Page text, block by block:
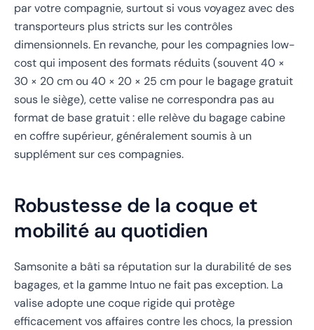
par votre compagnie, surtout si vous voyagez avec des
transporteurs plus stricts sur les contrôles
dimensionnels. En revanche, pour les compagnies low-
cost qui imposent des formats réduits (souvent 40 ×
30 × 20 cm ou 40 × 20 × 25 cm pour le bagage gratuit
sous le siège), cette valise ne correspondra pas au
format de base gratuit : elle relève du bagage cabine
en coffre supérieur, généralement soumis à un
supplément sur ces compagnies.
Robustesse de la coque et
mobilité au quotidien
Samsonite a bâti sa réputation sur la durabilité de ses
bagages, et la gamme Intuo ne fait pas exception. La
valise adopte une coque rigide qui protège
efficacement vos affaires contre les chocs, la pression